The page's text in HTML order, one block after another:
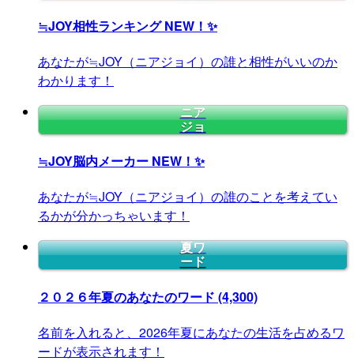
≒JOY相性ランキングNEW！✨
あなたが≒JOY（ニアジョイ）の誰と相性がいいのか
わかります！
ニア
ジョ
≒JOY脳内メーカー NEW！✨
あなたが≒JOY（ニアジョイ）の誰のことを考えてい
るかが分かっちゃいます！
夏ワ
ード
２０２６年夏のあなたのワード (4,300)
名前を入れると、2026年夏にあなたの生活を占めるワ
ードが表示されます！